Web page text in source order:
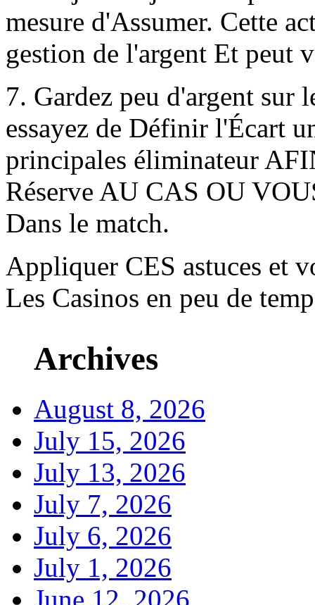
mesure d'Assumer. Cette
gestion de l'argent Et peut
7. Gardez peu d'argent sur
essayez de Définir l'Écart
principales éliminateur
Réserve AU CAS OU
Dans le match.
Appliquer CES astuces et
Les Casinos en peu de
Archives
August 8, 2026
July 15, 2026
July 13, 2026
July 7, 2026
July 6, 2026
July 1, 2026
June 12, 2026